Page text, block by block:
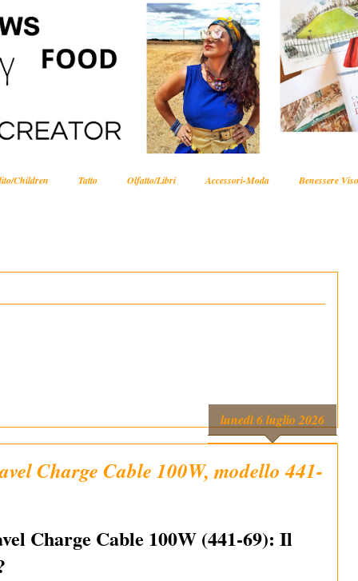
Children Tatto Olfatto/Libri Accessori-Moda Benessere
lunedì 6 luglio 2026
Charge Cable 100W, modello 441-
Charge Cable 100W (441-69): Il